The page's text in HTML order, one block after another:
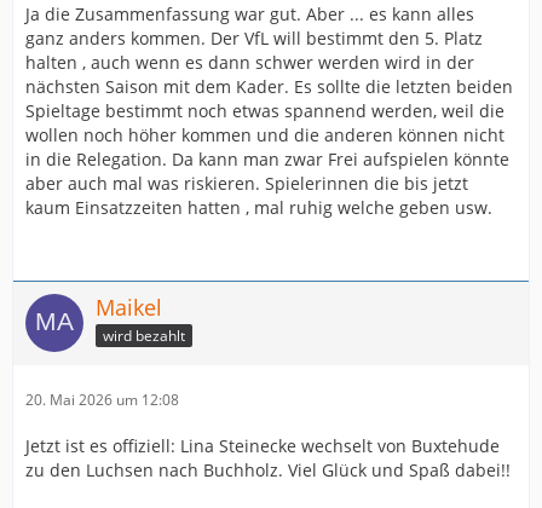
Ja die Zusammenfassung war gut. Aber ... es kann alles
ganz anders kommen. Der VfL will bestimmt den 5. Platz
halten , auch wenn es dann schwer werden wird in der
nächsten Saison mit dem Kader. Es sollte die letzten beiden
Spieltage bestimmt noch etwas spannend werden, weil die
wollen noch höher kommen und die anderen können nicht
in die Relegation. Da kann man zwar Frei aufspielen könnte
aber auch mal was riskieren. Spielerinnen die bis jetzt
kaum Einsatzzeiten hatten , mal ruhig welche geben usw.
Maikel
wird bezahlt
20. Mai 2026 um 12:08
Jetzt ist es offiziell: Lina Steinecke wechselt von Buxtehude
zu den Luchsen nach Buchholz. Viel Glück und Spaß dabei!!